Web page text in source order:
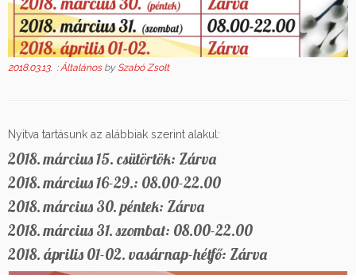
2018.03.13. :Általános by Szabó Zsolt
Nyitva tartásunk az alábbiak szerint alakul:
2018. március 15. csütörtök: Zárva
2018. március 16-29.: 08.00-22.00
2018. március 30. péntek: Zárva
2018. március 31. szombat: 08.00-22.00
2018. április 01-02. vasárnap-hétfő: Zárva